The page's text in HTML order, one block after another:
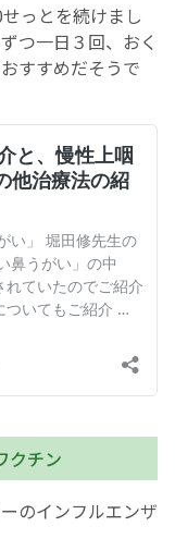
っとを続けまし
つ一日３回、おく
すすめだそうで
クチン
のインフルエンザ